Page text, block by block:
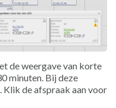
de weergave van korte
minuten. Bij deze
de afspraak aan voor